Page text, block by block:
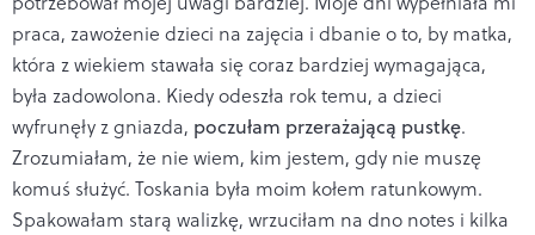
praca, zawożenie dzieci na zajęcia i dbanie o to, by matka,
która z wiekiem stawała się coraz bardziej wymagająca,
była zadowolona. Kiedy odeszła rok temu, a dzieci
wyfrunęły z gniazda, poczułam przerażającą pustkę.
Zrozumiałam, że nie wiem, kim jestem, gdy nie muszę
komuś służyć. Toskania była moim kołem ratunkowym.
Spakowałam starą walizkę, wrzuciłam na dno notes i kilka